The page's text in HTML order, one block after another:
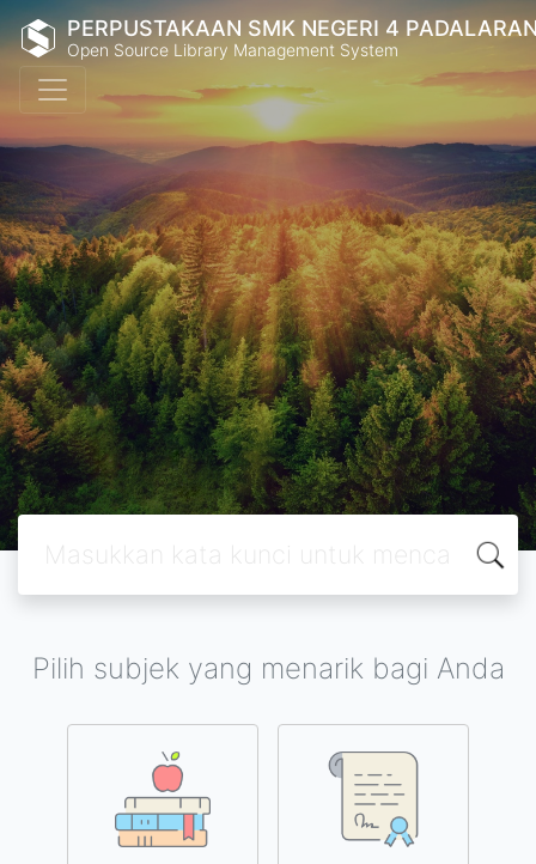
PERPUSTAKAAN SMK NEGERI 4
Open Source Library Management System
Pilih subjek yang menarik bagi Anda